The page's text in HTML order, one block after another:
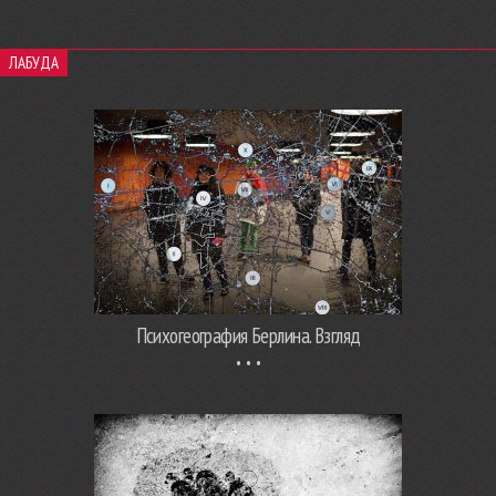
ЛАБУДА
Психогеография Берлина. Взгляд